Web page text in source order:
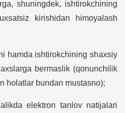
shuningdek, ishtirokchining
kirishidan himoyalash
hamda ishtirokchining shaxsiy
bermaslik (qonunchilik
holatlar bundan mustasno);
elektron tanlov natijalari